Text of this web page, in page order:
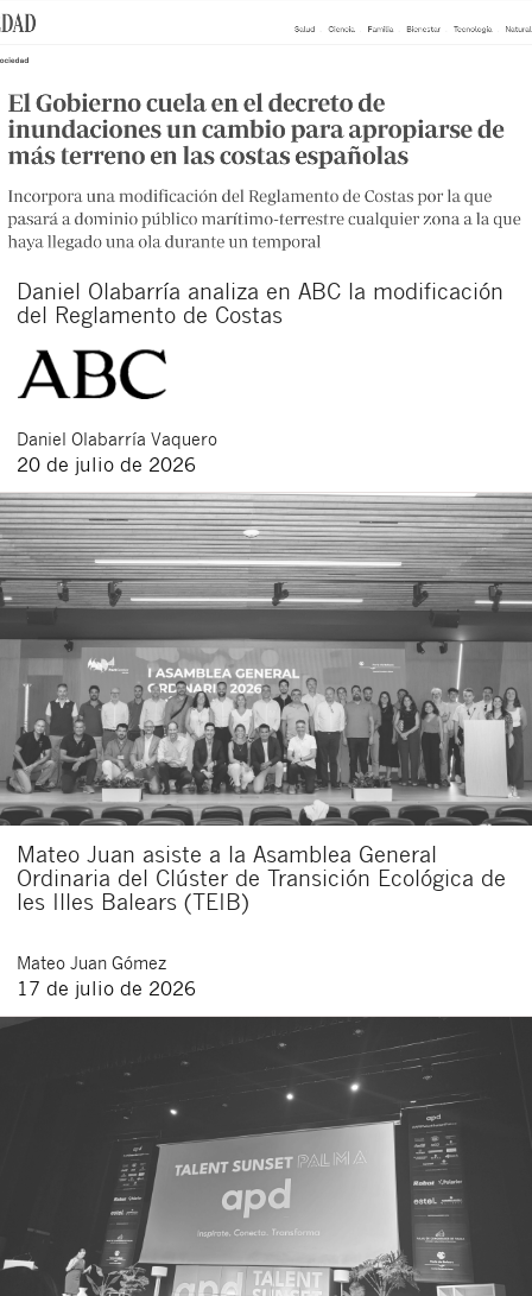
Daniel Olabarría analiza en ABC la modificación
del Reglamento de Costas
Daniel Olabarría Vaquero
20 de julio de 2026
Mateo Juan asiste a la Asamblea General
Ordinaria del Clúster de Transición Ecológica de
les Illes Balears (TEIB)
Mateo Juan Gómez
17 de julio de 2026